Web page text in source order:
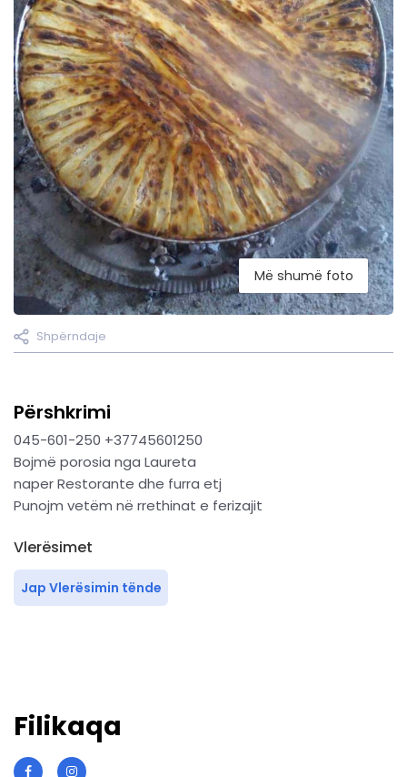
Më shumë foto
Shpërndaje
Përshkrimi
045-601-250 +37745601250
Bojmë porosia nga Laureta
naper Restorante dhe furra etj
Punojm vetëm në rrethinat e ferizajit
Vlerësimet
Jap Vlerësimin tënde
Filikaqa